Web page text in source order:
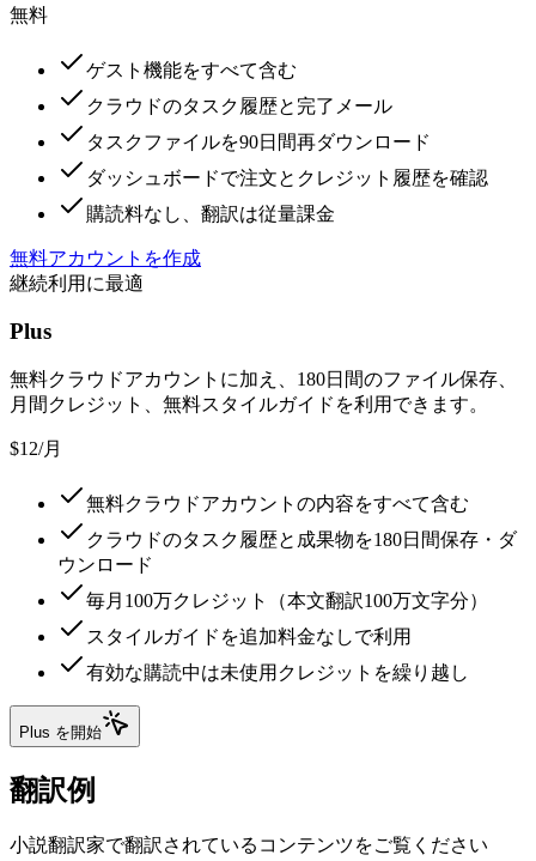
無料
ゲスト機能をすべて含む
クラウドのタスク履歴と完了メール
タスクファイルを90日間再ダウンロード
ダッシュボードで注文とクレジット履歴を確認
購読料なし、翻訳は従量課金
無料アカウントを作成
継続利用に最適
Plus
無料クラウドアカウントに加え、180日間のファイル保存、
月間クレジット、無料スタイルガイドを利用できます。
$12/月
無料クラウドアカウントの内容をすべて含む
クラウドのタスク履歴と成果物を180日間保存・ダ
ウンロード
毎月100万クレジット（本文翻訳100万文字分）
スタイルガイドを追加料金なしで利用
有効な購読中は未使用クレジットを繰り越し
Plus を開始
翻訳例
小説翻訳家で翻訳されているコンテンツをご覧ください